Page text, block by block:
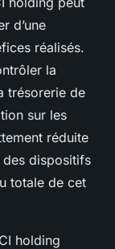
d’une
réalisés.
la
trésorerie de
sur les
réduite
dispositifs
totale de cet
holding